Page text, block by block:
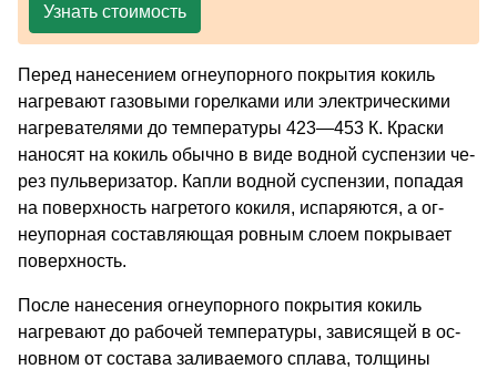
Узнать стоимость
Перед нанесением огнеупорного покрытия кокиль
нагревают га­зовыми горелками или электрическими
нагрева­телями до температуры 423—453 К. Краски
нано­сят на кокиль обычно в виде водной суспензии че­
рез пульверизатор. Капли водной суспензии, попадая
на поверхность нагретого кокиля, испаряются, а ог­
неупорная составляющая ровным слоем покрывает
поверхность.
После нанесения огне­упорного покрытия кокиль
нагревают до рабочей тем­пературы, зависящей в ос­
новном от состава зали­ваемого сплава, толщины